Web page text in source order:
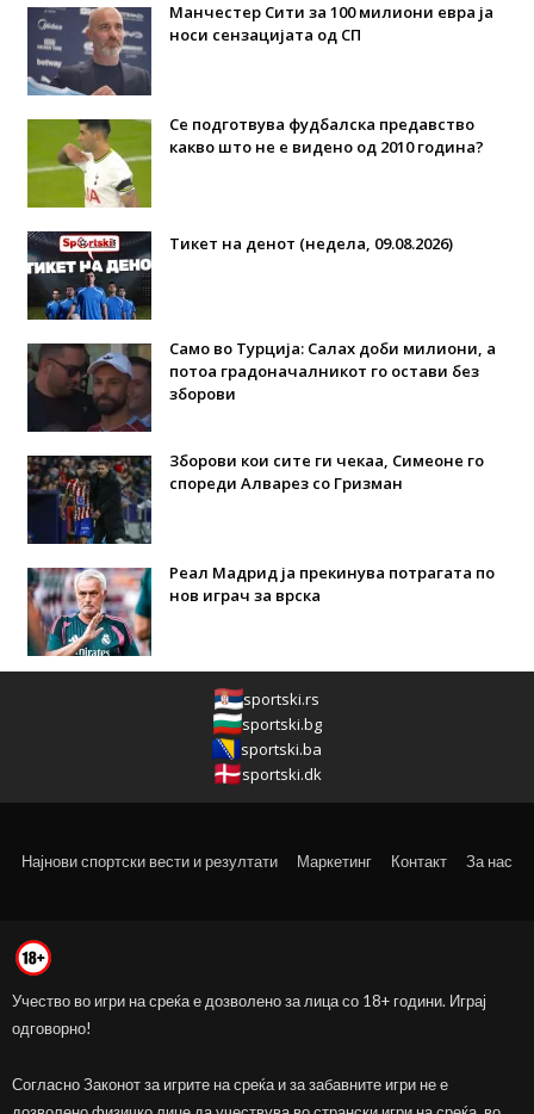
Манчестер Сити за 100 милиони евра ја
носи сензацијата од СП
Се подготвува фудбалска предавство
какво што не е видено од 2010 година?
Тикет на денот (недела, 09.08.2026)
Само во Турција: Салах доби милиони, а
потоа градоначалникот го остави без
зборови
Зборови кои сите ги чекаа, Симеоне го
спореди Алварез со Гризман
Реал Мадрид ја прекинува потрагата по
нов играч за врска
sportski.rs
sportski.bg
sportski.ba
sportski.dk
Најнови спортски вести и резултати Маркетинг Контакт За нас
Учество во игри на среќа е дозволено за лица со 18+ години. Играј
одговорно!
Согласно Законот за игрите на среќа и за забавните игри не е